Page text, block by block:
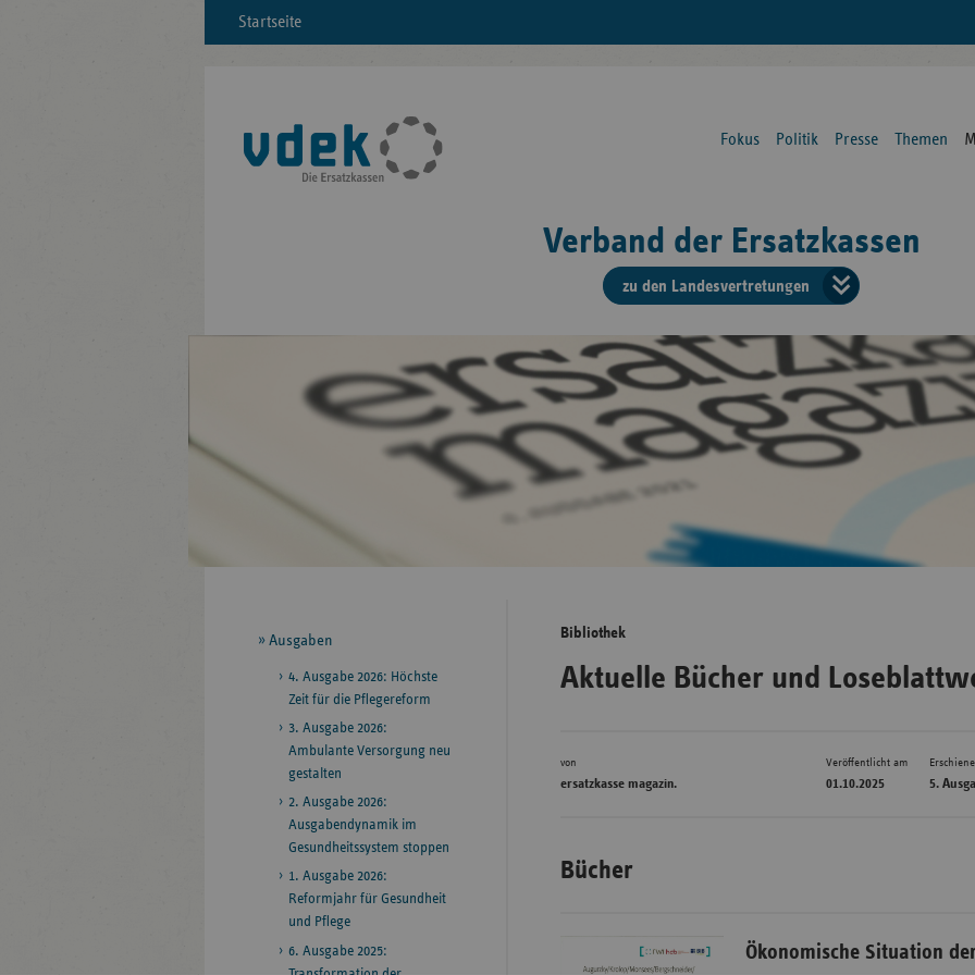
Startseite
Fokus Politik Presse Themen
Verband der Ersatzkassen
zu den Landesvertretungen
der
Hessen
Bibliothek
Aktuelle Bücher und
von
ersatzkasse magazin.
Veröffentlicht am
01.10.2025 5.
Bücher
Ökonomische Situation
Seitennavigation
Ausgaben
4. Ausgabe 2026: Höchste
Zeit für die Pflegereform
3. Ausgabe 2026:
Ambulante Versorgung neu
gestalten
2. Ausgabe 2026:
Ausgabendynamik im
Gesundheitssystem stoppen
1. Ausgabe 2026:
Reformjahr für Gesundheit
und Pflege
6. Ausgabe 2025: